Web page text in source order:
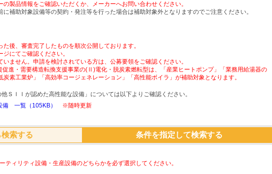
製品情報をご確認いただくか、メーカーへお問い合わせください。
補助対象設備等の契約・発注等を行った場合は補助対象外となりますのでご注意ください。
後、審査完了したものを順次公開しております。
にてご確認ください。
ません。申請を検討されている方は、公募要領をご確認ください。
進・需要構造転換支援事業の(Ⅱ)電化・脱炭素燃転型は、「産業ヒートポンプ」「業務用給湯器の
素工業炉」「高効率コージェネレーション」「高性能ボイラ」が補助対象となります。
ＳＩＩが認めた高性能な設備」については以下よりご確認ください。
備 一覧（105KB）
※随時更新
索する 条件を指定して検索する
ティリティ設備・生産設備のどちらかを必ず選択してください。